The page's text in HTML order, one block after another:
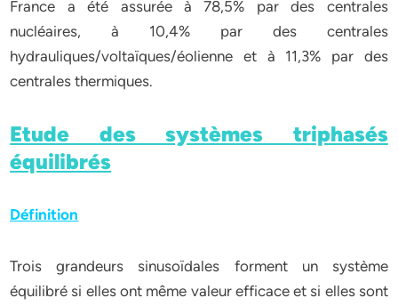
France a été assurée à 78,5% par des centrales
nucléaires, à 10,4% par des centrales
hydrauliques/voltaïques/éolienne et à 11,3% par des
centrales thermiques.
Etude des systèmes triphasés
équilibrés
Définition
Trois grandeurs sinusoïdales forment un système
équilibré si elles ont même valeur efficace et si elles sont